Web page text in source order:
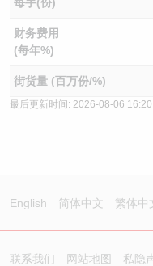
财务费用
(每年%)
街货量 (百万份/%)
最后更新时间: 2026-08-06 16:20
English 简体中文 繁体中
联系我们 网站地图 私隐